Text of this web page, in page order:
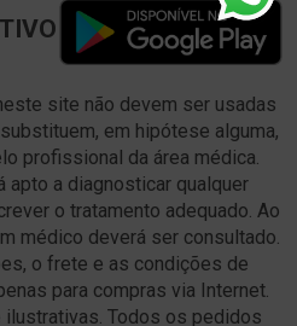
site não devem ser usadas
em hipótese alguma,
profissional da área médica.
apto a diagnosticar qualquer
o tratamento adequado. Ao
médico deverá ser consultado.
o frete e as condições de
para compras via Internet.
ilustrativas. Todos os pedidos